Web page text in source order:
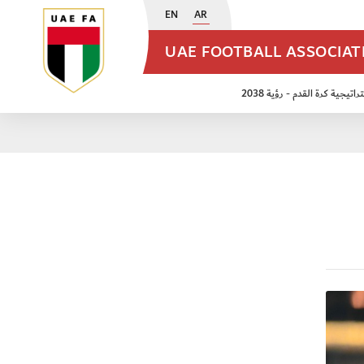
EN AR
UAE FOOTBALL
كرة القدم - رؤية 2038